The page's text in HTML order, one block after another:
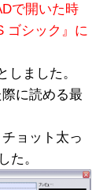
で開いた時
ゴシック』に
しました。
に読める最
ョット太っ
た。